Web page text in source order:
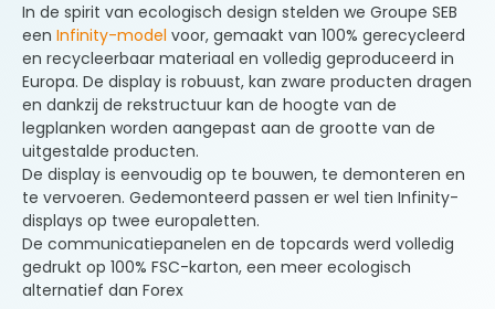
In de spirit van ecologisch design stelden we Groupe SEB
een Infinity-model voor, gemaakt van 100% gerecycleerd
en recycleerbaar materiaal en volledig geproduceerd in
Europa. De display is robuust, kan zware producten dragen
en dankzij de rekstructuur kan de hoogte van de
legplanken worden aangepast aan de grootte van de
uitgestalde producten.
De display is eenvoudig op te bouwen, te demonteren en
te vervoeren. Gedemonteerd passen er wel tien Infinity-
displays op twee europaletten.
De communicatiepanelen en de topcards werd volledig
gedrukt op 100% FSC-karton, een meer ecologisch
alternatief dan Forex